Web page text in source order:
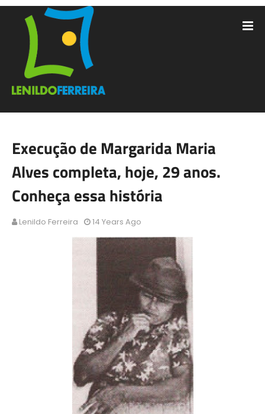
Execução de Margarida Maria
Alves completa, hoje, 29 anos.
Conheça essa história
Lenildo Ferreira 14 Years Ago